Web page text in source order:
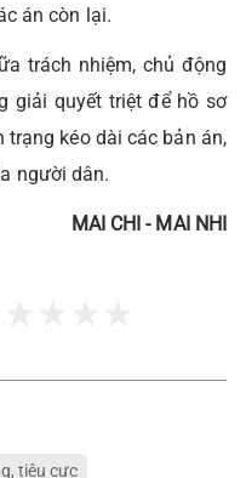
án còn lại.
trách nhiệm, chủ động
giải quyết triệt để hồ sơ
kéo dài các bản án,
người dân.
MAI CHI - MAI NHI
tiêu cực